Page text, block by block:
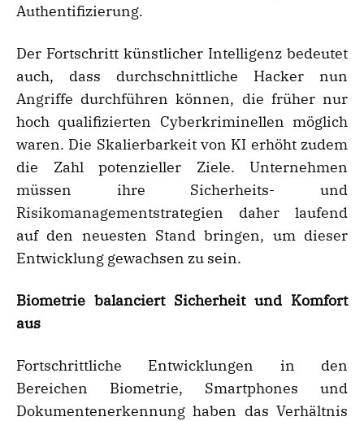
Authentifizierung.
Der Fortschritt künstlicher Intelligenz bedeutet
auch, dass durchschnittliche Hacker nun
Angriffe durchführen können, die früher nur
hoch qualifizierten Cyberkriminellen möglich
waren. Die Skalierbarkeit von KI erhöht zudem
die Zahl potenzieller Ziele. Unternehmen
müssen ihre Sicherheits- und
Risikomanagementstrategien daher laufend
auf den neuesten Stand bringen, um dieser
Entwicklung gewachsen zu sein.
Biometrie balanciert Sicherheit und Komfort
aus
Fortschrittliche Entwicklungen in den
Bereichen Biometrie, Smartphones und
Dokumentenerkennung haben das Verhältnis